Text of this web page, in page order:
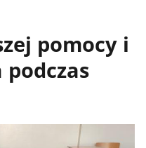
pomocy i
podczas